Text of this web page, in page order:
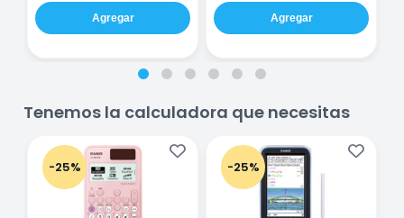
Agregar Agregar
Tenemos la calculadora que necesitas
-25% -25%